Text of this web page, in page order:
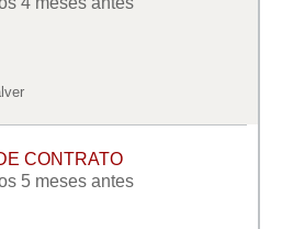
CONTRATO
5 meses antes